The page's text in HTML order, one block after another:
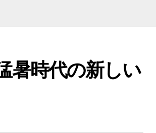
暑時代の新しい